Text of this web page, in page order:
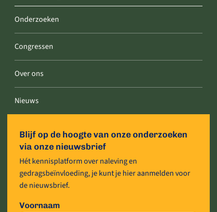
Onderzoeken
Congressen
Over ons
Nieuws
Blijf op de hoogte van onze onderzoeken
via onze nieuwsbrief
Hét kennisplatform over naleving en
gedragsbeïnvloeding, je kunt je hier aanmelden voor
de nieuwsbrief.
Voornaam